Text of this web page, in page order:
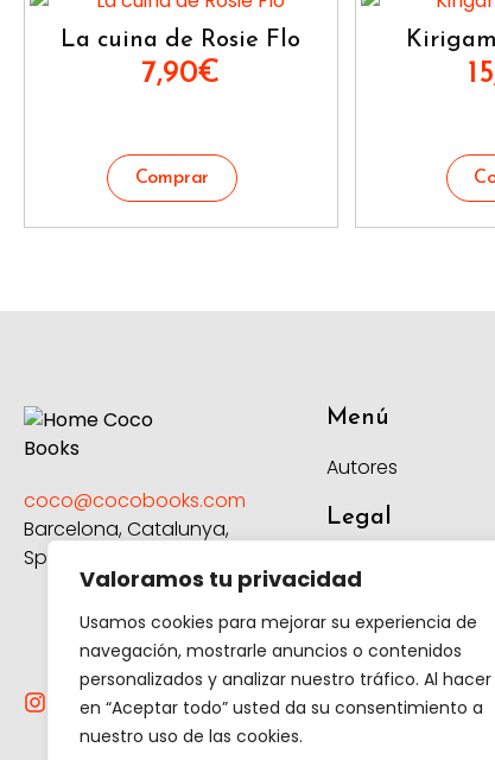
Valoramos tu privacidad
Usamos cookies para mejorar su experiencia de
navegación, mostrarle anuncios o contenidos
personalizados y analizar nuestro tráfico. Al
en “Aceptar todo” usted da su consentimiento a
nuestro uso de las cookies.
La cuina de Rosie Flo
7,90€
coco@cocobooks.com
Barcelona, Catalunya,
Spain
Menú
Autores
Legal
Aviso Legal
privacidad
Política de
cookies